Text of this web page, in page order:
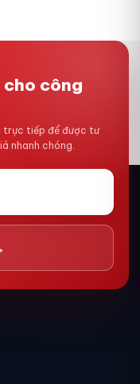
công
trực tiếp để được tư
nhanh chóng.